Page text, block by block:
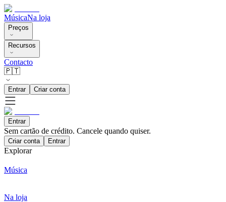
MúsicaNa loja
Preços
Recursos
Contacto
🇵🇹
Entrar Criar conta
Entrar
Sem cartão de crédito. Cancele quando quiser.
Criar conta Entrar
Explorar
Música
Na loja